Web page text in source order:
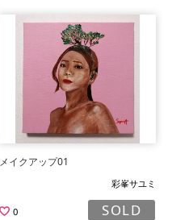
メイクアップ01
彩峯サユミ
0 SOLD